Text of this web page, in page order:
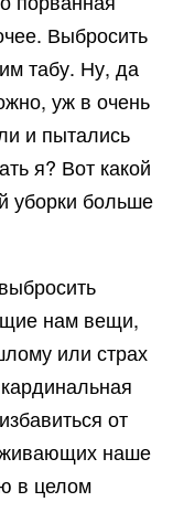
Выбросить
табу. Ну, да
уж в очень
и пытались
я? Вот какой
уборки больше
нам вещи,
или страх
от
наше
в целом